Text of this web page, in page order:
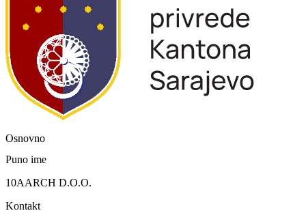
Osnovno
Puno ime
10AARCH D.O.O.
Kontakt